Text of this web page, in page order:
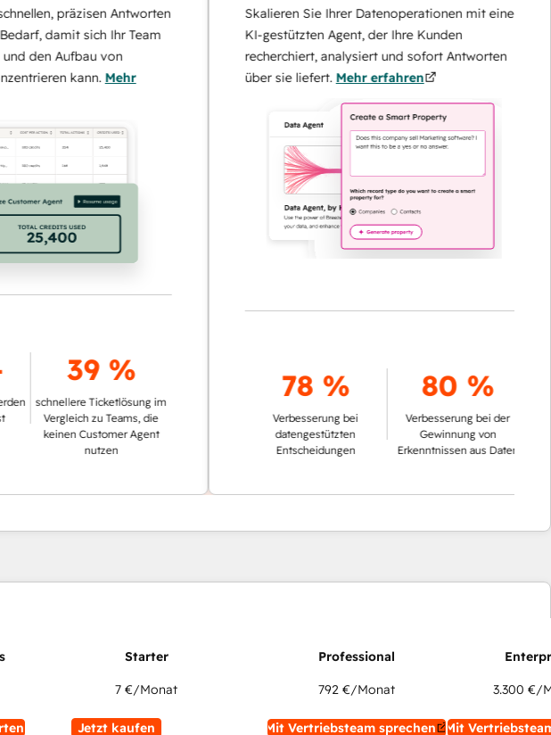
präzisen Antworten
damit sich Ihr Team
Aufbau von
kann.Mehr
39 %
schnellere Ticketlösung im
Vergleich zu Teams, die
keinen Customer Agent
nutzen
Skalieren Sie Ihrer Datenoperationen mit einem
KI-gestützten Agent, der Ihre Kunden
recherchiert, analysiert und sofort Antworten
über sie liefert.Mehr erfahren
78 %
Verbesserung bei
datengestützten
Entscheidungen
80 %
Verbesserung bei der
Gewinnung von
Erkenntnissen aus Daten
7 €/Monat
Jetzt kaufen
792 €/Monat
Mit Vertriebsteam sprechen
3.300 €/
Mit